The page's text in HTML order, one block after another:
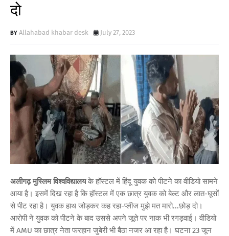
दो
Allahabad khabar desk July 27, 2023
अलीगढ़ मुस्लिम विश्वविद्यालयके हॉस्टल में हिंदू युवक को पीटने का वीडियो सामने
आया है। इसमें दिख रहा है कि हॉस्टल में एक छात्र युवक को बेल्ट और लात-घूसों
​से​​​​​​ पीट रहा है। युवक हाथ जोड़कर कह रहा-प्लीज मुझे मत मारो...छोड़ दो।
आरोपी ने युवक को पीटने के बाद उससे अपने जूते पर नाक भी रगड़वाई। वीडियो
में AMU का छात्र नेता फरहान जुबेरी भी बैठा नजर आ रहा है। घटना 23 जून